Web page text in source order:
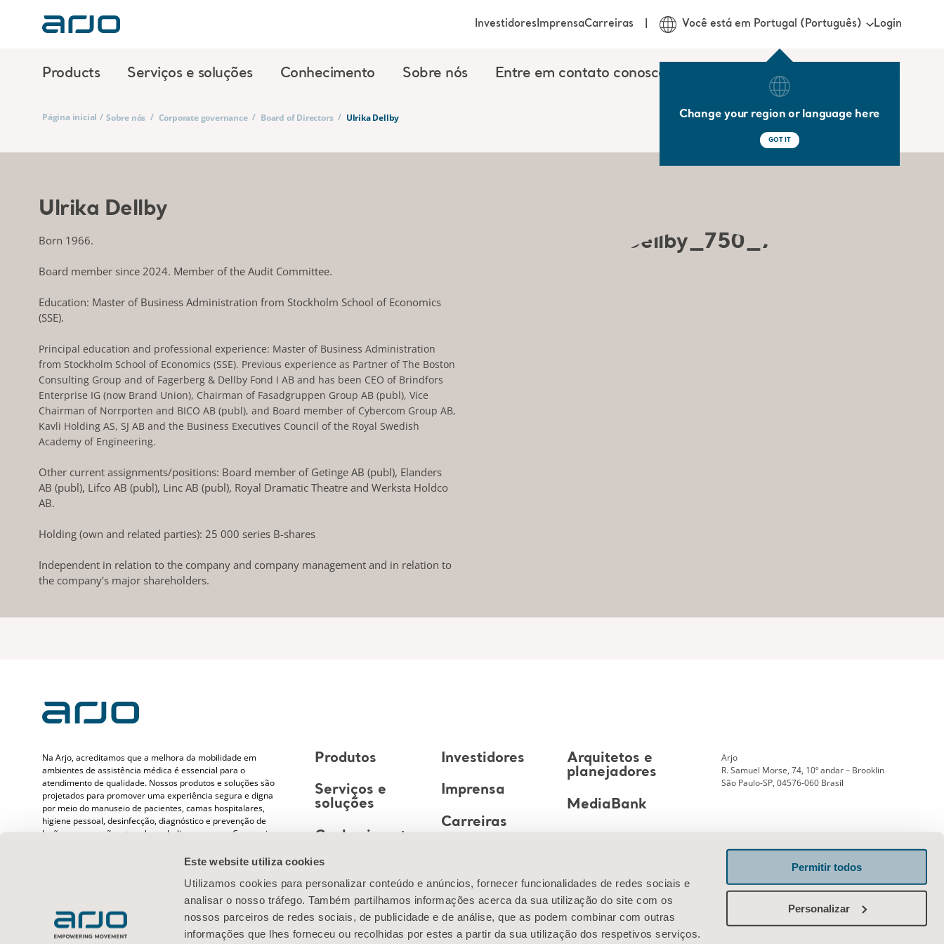
Este website utiliza cookies
Utilizamos cookies para personalizar conteúdo e anúncios, fornecer funcionalidades de redes sociais e
analisar o nosso tráfego. Também partilhamos informações acerca da sua utilização do site com os
nossos parceiros de redes sociais, de publicidade e de análise, que as podem combinar com outras
informações que lhes forneceu ou recolhidas por estes a partir da sua utilização dos respetivos serviços.
Permitir todos
Personalizar
Products Serviços e soluções Conhecimento Sobre nós Entre em contato conosco
InvestidoresImprensaCarreiras Você está em Portugal (Português)
Change your region or language here
GOT IT
Login
Página inicial / Sobre nós / Corporate governance / Board of Directors / Ulrika Dellby
Ulrika Dellby
Born 1966.
Board member since 2024. Member of the Audit Committee.
Education: Master of Business Administration from Stockholm School of Economics
(SSE).
Principal education and professional experience: Master of Business Administration
from Stockholm School of Economics (SSE). Previous experience as Partner of The Boston
Consulting Group and of Fagerberg & Dellby Fond I AB and has been CEO of Brindfors
Enterprise IG (now Brand Union), Chairman of Fasadgruppen Group AB (publ), Vice
Chairman of Norrporten and BICO AB (publ), and Board member of Cybercom Group AB,
Kavli Holding AS, SJ AB and the Business Executives Council of the Royal Swedish
Academy of Engineering.
Other current assignments/positions: Board member of Getinge AB (publ), Elanders
AB (publ), Lifco AB (publ), Linc AB (publ), Royal Dramatic Theatre and Werksta Holdco
AB.
Holding (own and related parties): 25 000 series B-shares
Independent in relation to the company and company management and in relation to
the company’s major shareholders.
Na Arjo, acreditamos que a melhora da mobilidade em
ambientes de assistência médica é essencial para o
atendimento de qualidade. Nossos produtos e soluções são
projetados para promover uma experiência segura e digna
por meio do manuseio de pacientes, camas hospitalares,
higiene pessoal, desinfecção, diagnóstico e prevenção de
lesões por pressão e tromboembolismo venoso. Com mais
pacientes e profissionais de saúde, estamos comprometidos
Produtos
Serviços e
soluções
Conhecimento
Sobre nós
Entre em
contato conosco
Investidores
Imprensa
Carreiras
Arquitetos e
planejadores
MediaBank
Arjo
R. Samuel Morse, 74, 10º andar – Brooklin
São Paulo-SP, 04576-060 Brasil